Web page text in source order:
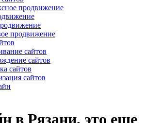
продвижение
продвижение
сайтов
сайтов
сайтов
сайтов
в Рязани, это еще